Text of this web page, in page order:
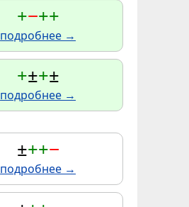
+−++
подробнее →
+±+±
подробнее →
±++−
подробнее →